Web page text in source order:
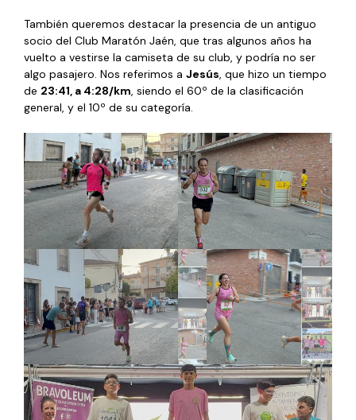
También queremos destacar la presencia de un antiguo
socio del Club Maratón Jaén, que tras algunos años ha
vuelto a vestirse la camiseta de su club, y podría no ser
algo pasajero. Nos referimos a Jesús, que hizo un tiempo
de 23:41, a 4:28/km, siendo el 60º de la clasificación
general, y el 10º de su categoría.